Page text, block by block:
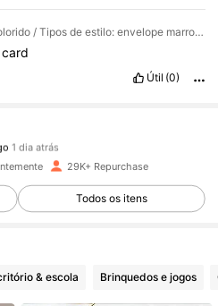
Cor: Multicolorido / Tipos de estilo: envelope marrom / Tamanho: (12x17cm)/(4,72x6,7 pol.)
card
Útil (0)
1 dia atrás
Seguidores
Seguidores
29K+ Repurchase
Todos os itens
& escola Brinquedos e jogos